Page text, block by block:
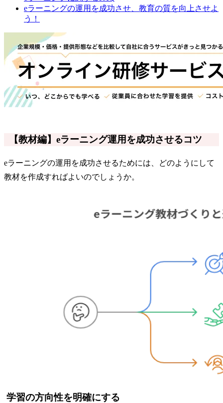
eラーニングの運用を成功させ、教育の質を向上させよ
う！
【教材編】eラーニング運用を成功させるコツ
eラーニングの運用を成功させるためには、どのようにして
教材を作成すればよいのでしょうか。
学習の方向性を明確にする